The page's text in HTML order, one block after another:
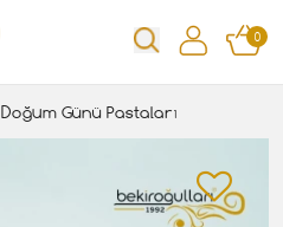
0
Doğum Günü Pastaları